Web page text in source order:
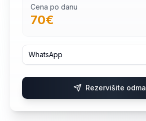
Cena po danu
70€
WhatsApp
Rezervišite